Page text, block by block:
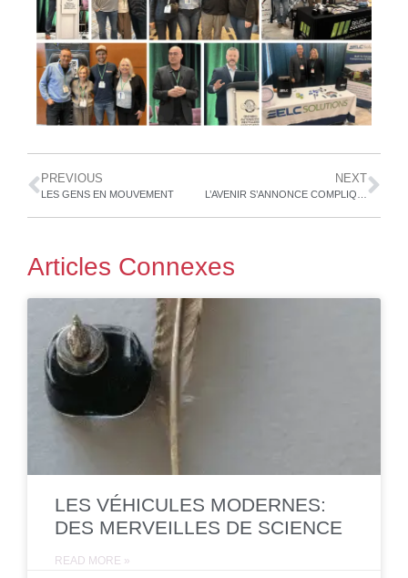
PREVIOUS
LES GENS EN MOUVEMENT
NEXT
Articles Connexes
LES VÉHICULES MODERNES:
DES MERVEILLES DE SCIENCE
READ MORE »